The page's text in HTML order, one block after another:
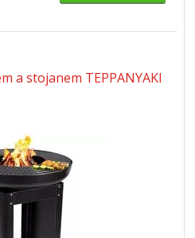
a stojanem TEPPANYAKI